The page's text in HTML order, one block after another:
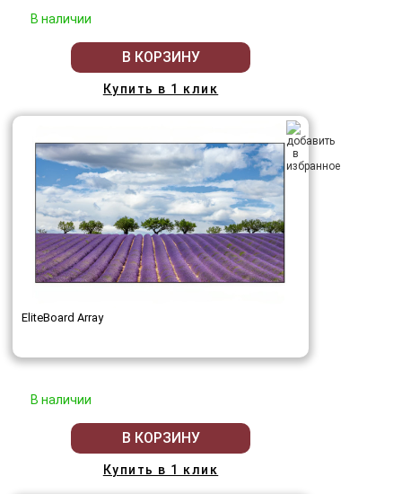
В наличии
В КОРЗИНУ
Купить в 1 клик
EliteBoard Array
В наличии
В КОРЗИНУ
Купить в 1 клик